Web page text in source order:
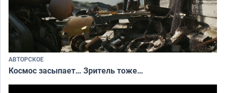
АВТОРСКОЕ
Космос засыпает… Зритель тоже…